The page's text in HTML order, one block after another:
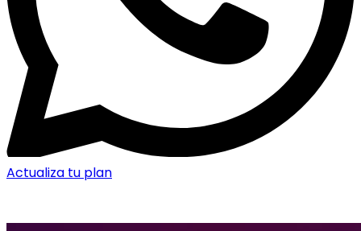
Actualiza tu plan